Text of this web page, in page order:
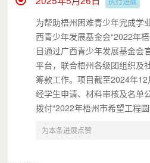
为帮助梧州困难青少年完成学
西青少年发展基金会“2022年
目通过广西青少年发展基金会
平台，联合梧州各级团组织及
筹款工作。项目截至2024年12
经学生申请、材料审核及名单
拨付“2022年梧州市希望工程
为本条进展点赞